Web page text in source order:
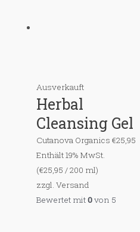
Ausverkauft
Herbal
Cleansing Gel
Cutanova Organics€25,95
Enthält 19% MwSt.
(€25,95 / 200 ml)
zzgl.Versand
Bewertet mit0von 5